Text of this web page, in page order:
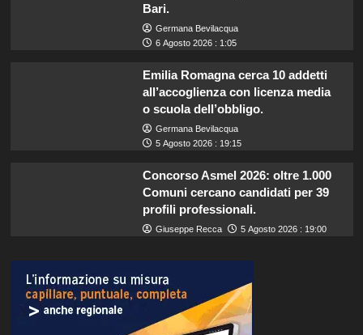
Bari.
Germana Bevilacqua
6 Agosto 2026 : 1:05
Emilia Romagna cerca 10 addetti
all’accoglienza con licenza media
o scuola dell’obbligo.
Germana Bevilacqua
5 Agosto 2026 : 19:15
Concorso Asmel 2026: oltre 1.000
Comuni cercano candidati per 39
profili professionali.
Giuseppe Recca 5 Agosto 2026 : 19:00